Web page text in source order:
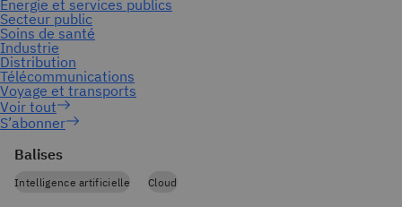
S’abonner
Balises
Intelligence artificielle Cloud